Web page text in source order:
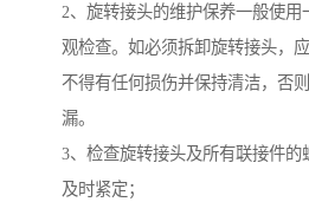
2、旋转接头的维护保养一般使
观检查。如必须拆卸旋转接头，
不得有任何损伤并保持清洁，否
漏。
3、检查旋转接头及所有联接件
及时紧定；